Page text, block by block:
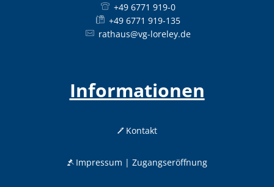
+49 6771 919-0
+49 6771 919-135
rathaus@vg-loreley.de
Informationen
Kontakt
Impressum | Zugangseröffnung